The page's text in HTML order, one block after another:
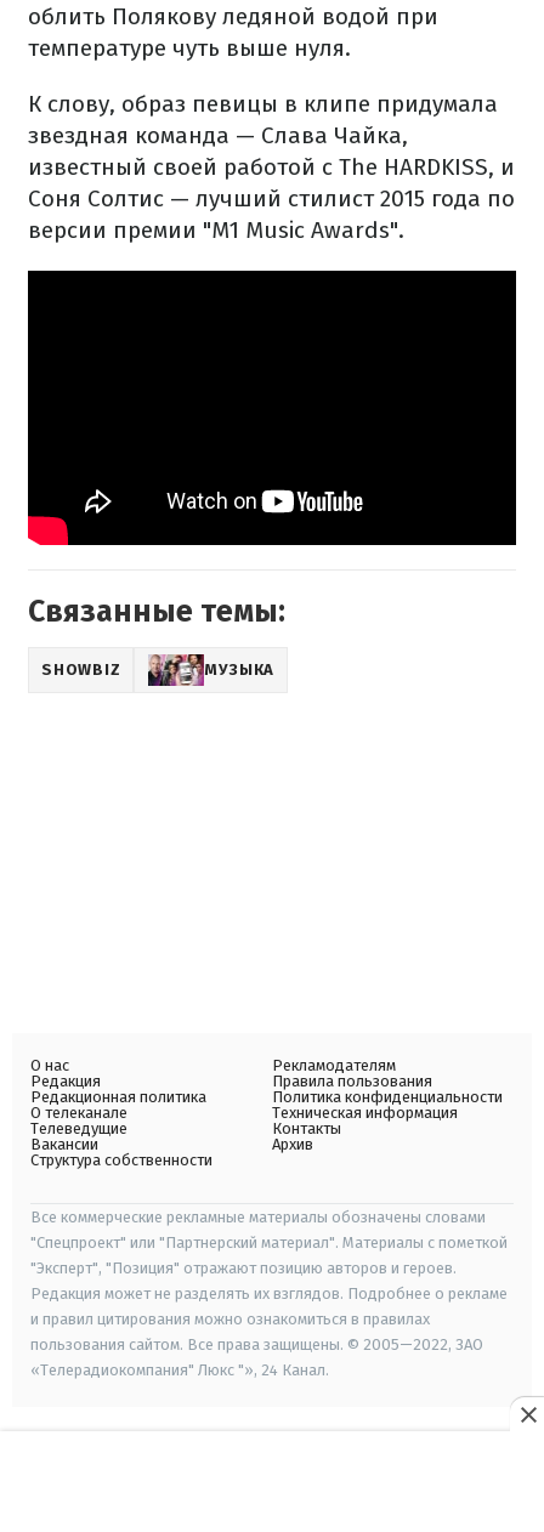
облить Полякову ледяной водой при
температуре чуть выше нуля.
К слову, образ певицы в клипе придумала
звездная команда — Слава Чайка,
известный своей работой с The HARDKISS, и
Соня Солтис — лучший стилист 2015 года по
версии премии "М1 Music Awards".
Связанные темы:
SHOWBIZ МУЗЫКА
О нас
Редакция
Редакционная политика
О телеканале
Телеведущие
Вакансии
Структура собственности
Рекламодателям
Правила пользования
Политика конфиденциальности
Техническая информация
Контакты
Архив
Все коммерческие рекламные материалы обозначены словами
"Спецпроект" или "Партнерский материал". Материалы с пометкой
"Эксперт", "Позиция" отражают позицию авторов и героев.
Редакция может не разделять их взглядов. Подробнее о рекламе
и правил цитирования можно ознакомиться в правилах
пользования сайтом. Все права защищены. © 2005—2022, ЗАО
«Телерадиокомпания" Люкс "», 24 Канал.